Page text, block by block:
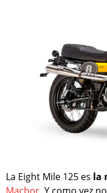
La Eight Mile 125 es la
Macbor. Y como vez